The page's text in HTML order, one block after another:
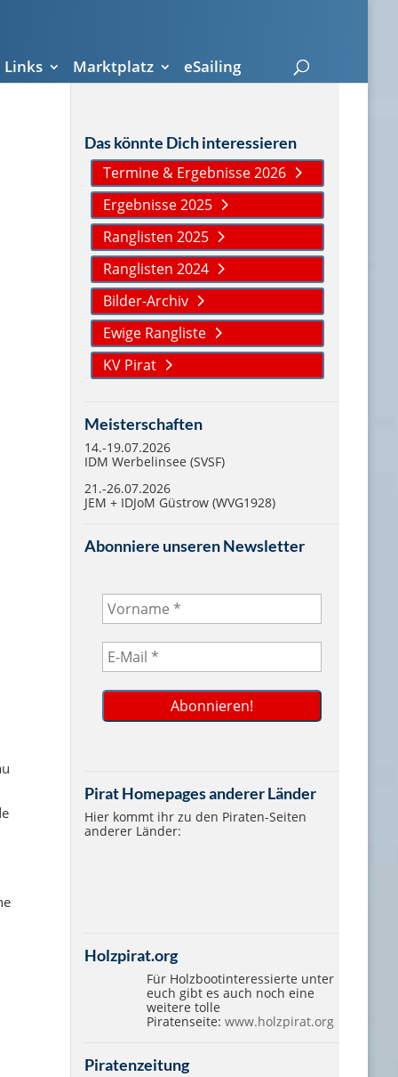
Links Marktplatz eSailing
Das könnte Dich interessieren
Termine & Ergebnisse 2026
Ergebnisse 2025
Ranglisten 2025
Ranglisten 2024
Bilder-Archiv
Ewige Rangliste
KV Pirat
Meisterschaften
14.-19.07.2026
IDM Werbelinsee (SVSF)
21.-26.07.2026
JEM + IDJoM Güstrow (WVG1928)
Abonniere unseren Newsletter
Pirat Homepages anderer Länder
Hier kommt ihr zu den Piraten-Seiten
anderer Länder:
Holzpirat.org
Für Holzbootinteressierte unter
euch gibt es auch noch eine
weitere tolle
Piratenseite:www.holzpirat.org
Piratenzeitung